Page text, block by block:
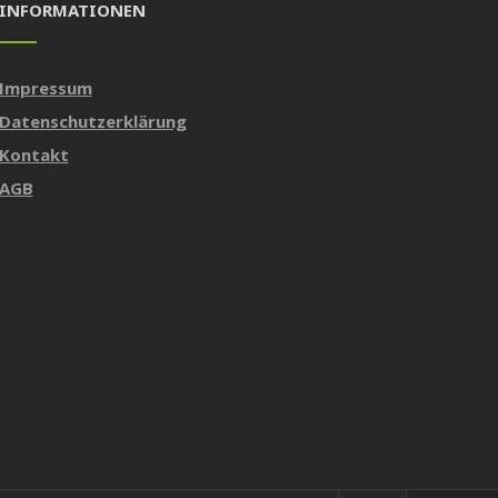
INFORMATIONEN
Impressum
Datenschutzerklärung
Kontakt
AGB